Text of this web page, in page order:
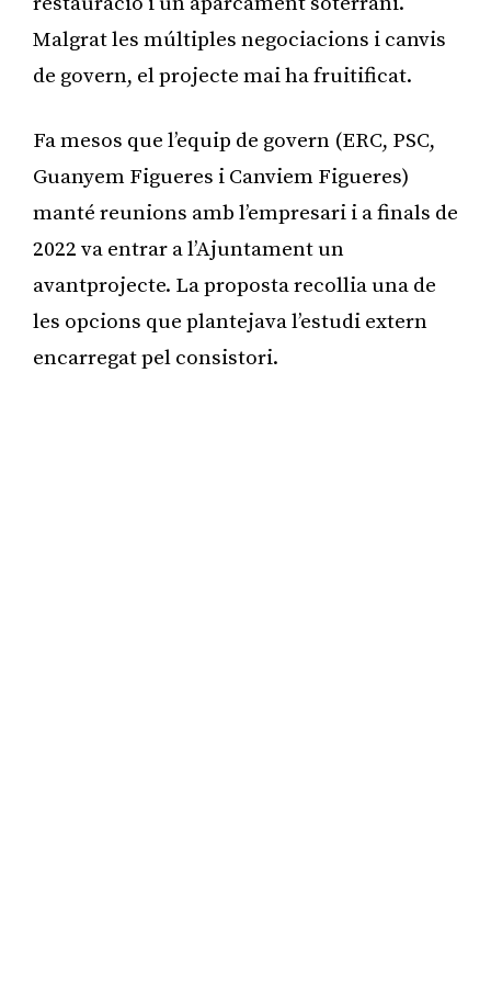
Malgrat les múltiples negociacions i canvis
de govern, el projecte mai ha fruitificat.
Fa mesos que l’equip de govern (ERC, PSC,
Guanyem Figueres i Canviem Figueres)
manté reunions amb l’empresari i a finals de
2022 va entrar a l’Ajuntament un
avantprojecte. La proposta recollia una de
les opcions que plantejava l’estudi extern
encarregat pel consistori.